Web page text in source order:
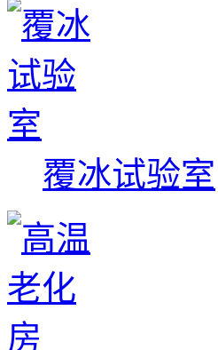
覆冰试验室